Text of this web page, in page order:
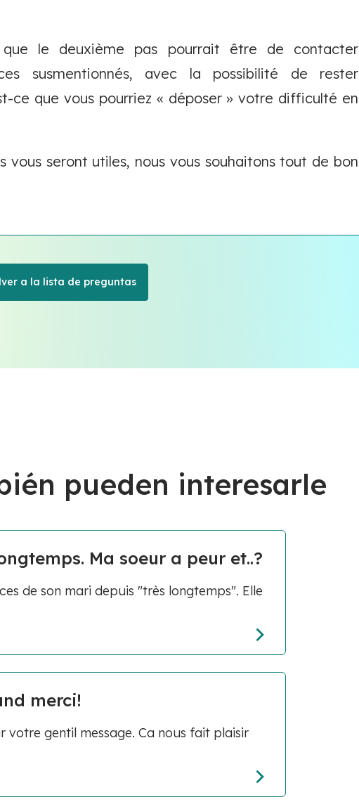
le deuxième pas pourrait être de contacter
susmentionnés, avec la possibilité de rester
ce que vous pourriez « déposer » votre difficulté en
vous seront utiles, nous vous souhaitons tout de bon
a la lista de preguntas
pueden interesarle
Ma soeur a peur et..?
de son mari depuis "très longtemps". Elle
merci!
votre gentil message. Ca nous fait plaisir